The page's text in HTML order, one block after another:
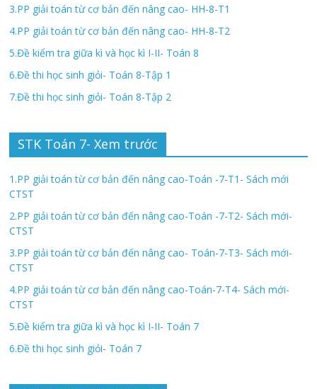
3.PP giải toán từ cơ bản đến nâng cao- HH-8-T1
4.PP giải toán từ cơ bản đến nâng cao- HH-8-T2
5.Đề kiểm tra giữa kì và học kì I-II- Toán 8
6.Đề thi học sinh giỏi- Toán 8-Tập 1
7.Đề thi học sinh giỏi- Toán 8-Tập 2
STK Toán 7- Xem trước
1.PP giải toán từ cơ bản đến nâng cao-Toán -7-T1- Sách mới
CTST
2.PP giải toán từ cơ bản đến nâng cao-Toán -7-T2- Sách mới-
CTST
3.PP giải toán từ cơ bản đến nâng cao- Toán-7-T3- Sách mới-
CTST
4.PP giải toán từ cơ bản đến nâng cao-Toán-7-T4- Sách mới-
CTST
5.Đề kiểm tra giữa kì và học kì I-II- Toán 7
6.Đề thi học sinh giỏi- Toán 7